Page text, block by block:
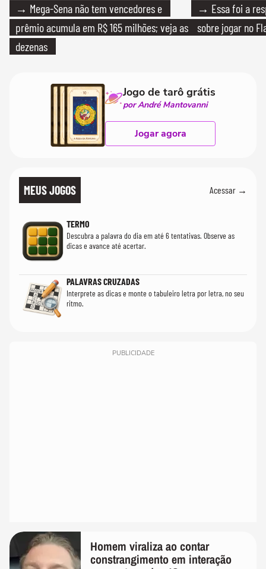
→ Mega-Sena não tem vencedores e
prêmio acumula em R$ 165 milhões; veja as
dezenas
→ Essa foi a
sobre jogar no
Jogo de tarô grátis
por André Mantovanni
Jogar agora
MEUS JOGOS Acessar →
TERMO
Descubra a palavra do dia em até 6 tentativas. Observe as
dicas e avance até acertar.
PALAVRAS CRUZADAS
Interprete as dicas e monte o tabuleiro letra por letra, no seu
ritmo.
PUBLICIDADE
Homem viraliza ao contar
constrangimento em interação